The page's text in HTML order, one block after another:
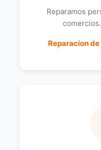
Reparamos
Reparacion